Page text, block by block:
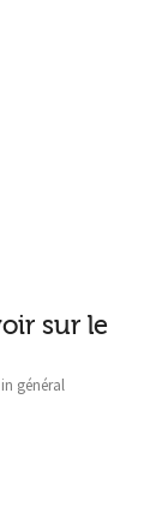
sur le
in général